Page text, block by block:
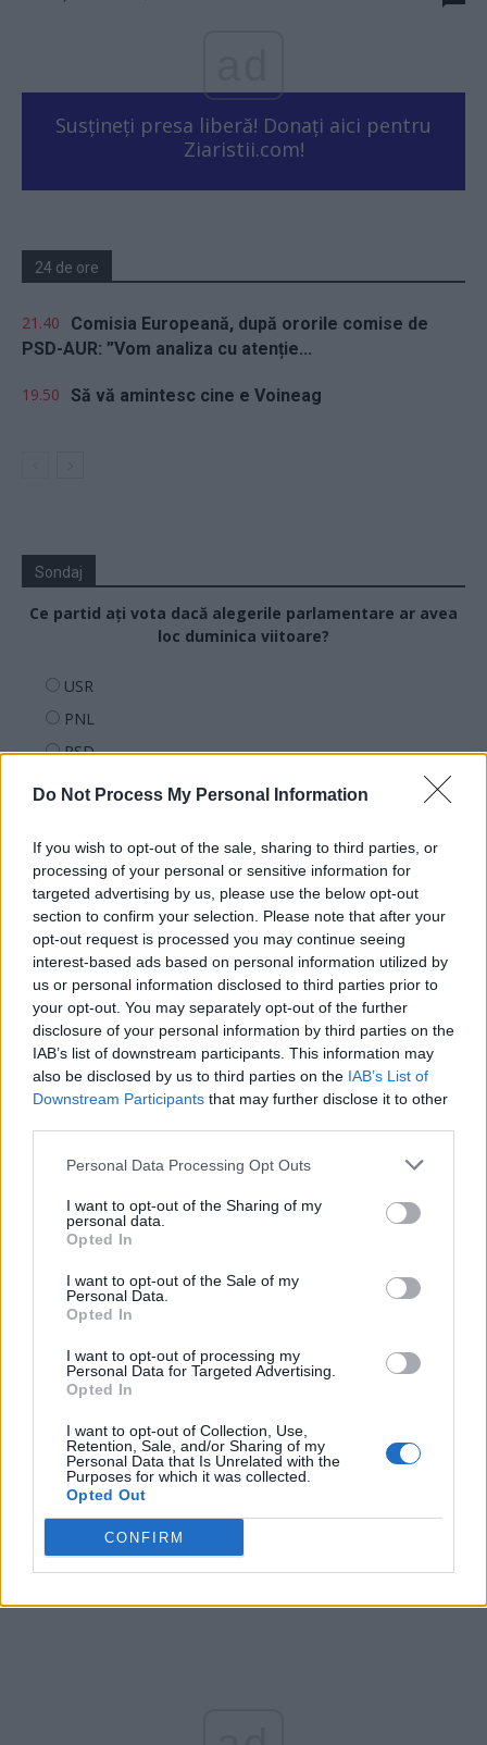
Do Not Process My Personal Information
If you wish to opt-out of the sale, sharing to third parties, or
processing of your personal or sensitive information for
targeted advertising by us, please use the below opt-out
section to confirm your selection. Please note that after your
opt-out request is processed you may continue seeing
interest-based ads based on personal information utilized by
us or personal information disclosed to third parties prior to
your opt-out. You may separately opt-out of the further
disclosure of your personal information by third parties on the
IAB’s list of downstream participants. This information may
also be disclosed by us to third parties on the IAB’s List of
Downstream Participants that may further disclose it to other
Personal Data Processing Opt Outs
I want to opt-out of the Sharing of my
personal data.
Opted In
I want to opt-out of the Sale of my
Personal Data.
Opted In
I want to opt-out of processing my
Personal Data for Targeted Advertising.
Opted In
I want to opt-out of Collection, Use,
Retention, Sale, and/or Sharing of my
Personal Data that Is Unrelated with the
Purposes for which it was collected.
Opted Out
CONFIRM
Susțineți presa liberă! Donați aici pentru
Ziaristii.com!
24 de ore
21.40
Comisia Europeană, după ororile comise de
PSD-AUR: ”Vom analiza cu atenție...
19.50 Să vă amintesc cine e Voineag
Sondaj
Ce partid ați vota dacă alegerile parlamentare ar avea
loc duminica viitoare?
USR
PNL
PSD
AUR
PMP (Tomac)
Forța Dreptei (L. Orban)
PNȚMM
REPER
SENS
SOS (Șoșoacă)
POT (Gavrilă)
PACE (Peia)
Acțiunea Conservatoare (Târziu)
PUSL (D. Voiculescu)
PNȚCD (Pavelescu)
PNCR (Terheș)
Partidul Patrioților (Surugiu)
FAR (Coarnă)
Altul
Arată rezultatele
Arhiva sondajelor